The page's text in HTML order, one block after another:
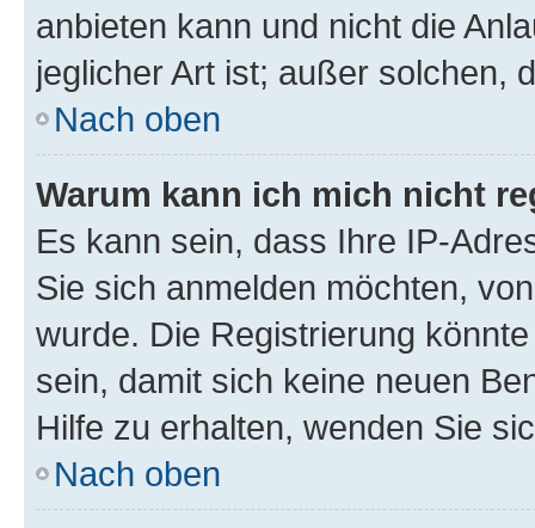
anbieten kann und nicht die
jeglicher Art ist; außer solchen,
Nach oben
Warum kann ich mich nicht
Es kann sein, dass Ihre IP-
Sie sich anmelden möchten,
wurde. Die Registrierung
sein, damit sich keine neuen
Hilfe zu erhalten, wenden Sie
Nach oben